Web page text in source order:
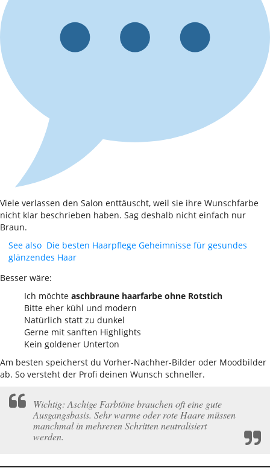
Viele verlassen den Salon enttäuscht, weil sie ihre Wunschfarbe
nicht klar beschrieben haben. Sag deshalb nicht einfach nur
Braun.
See also Die besten Haarpflege Geheimnisse für gesundes
glänzendes Haar
Besser wäre:
Ich möchte aschbraune haarfarbe ohne Rotstich
Bitte eher kühl und modern
Natürlich statt zu dunkel
Gerne mit sanften Highlights
Kein goldener Unterton
Am besten speicherst du Vorher-Nachher-Bilder oder Moodbilder
ab. So versteht der Profi deinen Wunsch schneller.
Wichtig: Aschige Farbtöne brauchen oft eine gute
Ausgangsbasis. Sehr warme oder rote Haare müssen
manchmal in mehreren Schritten neutralisiert
werden.